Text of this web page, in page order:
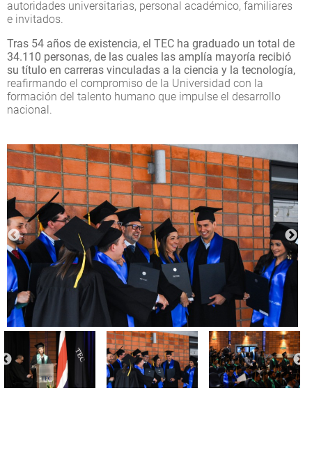
autoridades universitarias, personal académico, familiares
e invitados.
Tras 54 años de existencia, el TEC ha graduado un total de
34.110 personas, de las cuales las amplía mayoría recibió
su título en carreras vinculadas a la ciencia y la tecnología,
reafirmando el compromiso de la Universidad con la
formación del talento humano que impulse el desarrollo
nacional.